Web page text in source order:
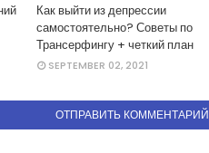
Как выйти из депрессии
самостоятельно? Советы по
Трансерфингу + четкий план
SEPTEMBER 02, 2021
ОТПРАВИТЬ КОММЕНТАРИЙ